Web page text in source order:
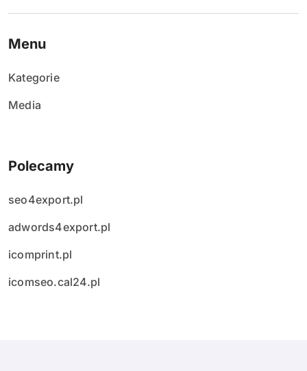
i
ó
Menu
Kategorie
Media
Polecamy
seo4export.pl
adwords4export.pl
icomprint.pl
icomseo.cal24.pl